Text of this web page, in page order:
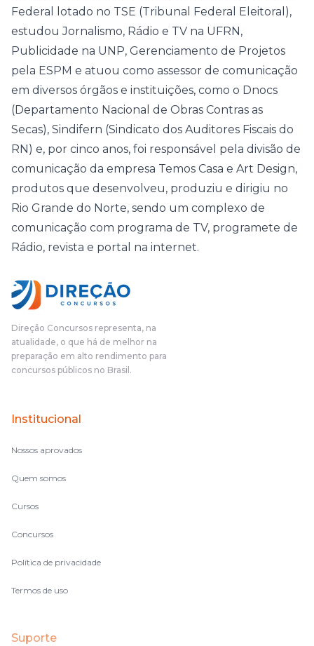
Federal lotado no TSE (Tribunal Federal Eleitoral),
estudou Jornalismo, Rádio e TV na UFRN,
Publicidade na UNP, Gerenciamento de Projetos
pela ESPM e atuou como assessor de comunicação
em diversos órgãos e instituições, como o Dnocs
(Departamento Nacional de Obras Contras as
Secas), Sindifern (Sindicato dos Auditores Fiscais do
RN) e, por cinco anos, foi responsável pela divisão de
comunicação da empresa Temos Casa e Art Design,
produtos que desenvolveu, produziu e dirigiu no
Rio Grande do Norte, sendo um complexo de
comunicação com programa de TV, programete de
Rádio, revista e portal na internet.
Direção Concursos representa, na
atualidade, o que há de melhor na
preparação em alto rendimento para
concursos públicos no Brasil.
Institucional
Nossos aprovados
Quem somos
Cursos
Concursos
Política de privacidade
Termos de uso
Suporte